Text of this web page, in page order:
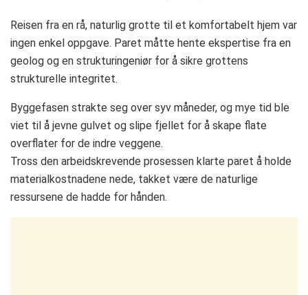
Reisen fra en rå, naturlig grotte til et komfortabelt hjem var
ingen enkel oppgave. Paret måtte hente ekspertise fra en
geolog og en strukturingeniør for å sikre grottens
strukturelle integritet.
Byggefasen strakte seg over syv måneder, og mye tid ble
viet til å jevne gulvet og slipe fjellet for å skape flate
overflater for de indre veggene.
Tross den arbeidskrevende prosessen klarte paret å holde
materialkostnadene nede, takket være de naturlige
ressursene de hadde for hånden.